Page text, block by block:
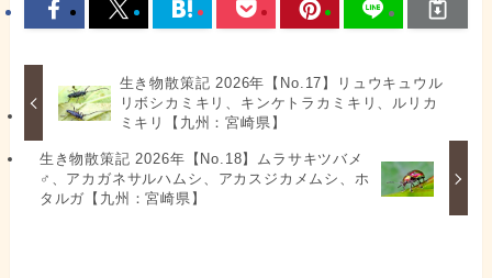
生き物散策記 2026年【No.17】リュウキュウル
リボシカミキリ、キンケトラカミキリ、ルリカ
ミキリ【九州：宮崎県】
生き物散策記 2026年【No.18】ムラサキツバメ
♂、アカガネサルハムシ、アカスジカメムシ、ホ
タルガ【九州：宮崎県】